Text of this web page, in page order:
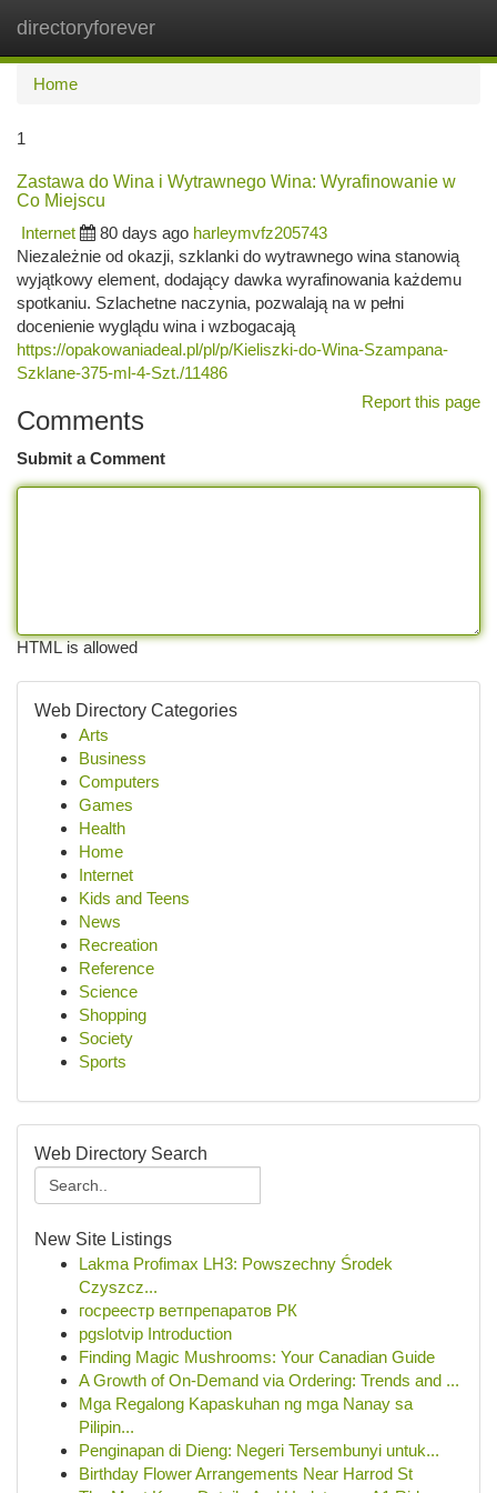
directoryforever
Home
1
Zastawa do Wina i Wytrawnego Wina: Wyrafinowanie w
Co Miejscu
Internet
80 days ago harleymvfz205743
Niezależnie od okazji, szklanki do wytrawnego wina stanowią
wyjątkowy element, dodający dawka wyrafinowania każdemu
spotkaniu. Szlachetne naczynia, pozwalają na w pełni
docenienie wyglądu wina i wzbogacają
https://opakowaniadeal.pl/pl/p/Kieliszki-do-Wina-Szampana-
Szklane-375-ml-4-Szt./11486
Report this page
Comments
Submit a Comment
HTML is allowed
Web Directory Categories
Arts
Business
Computers
Games
Health
Home
Internet
Kids and Teens
News
Recreation
Reference
Science
Shopping
Society
Sports
Web Directory Search
New Site Listings
Lakma Profimax LH3: Powszechny Środek
Czyszcz...
госреестр ветпрепаратов РК
pgslotvip Introduction
Finding Magic Mushrooms: Your Canadian Guide
A Growth of On-Demand via Ordering: Trends and ...
Mga Regalong Kapaskuhan ng mga Nanay sa
Pilipin...
Penginapan di Dieng: Negeri Tersembunyi untuk...
Birthday Flower Arrangements Near Harrod St